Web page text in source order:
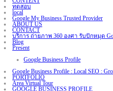
ทดสอบ
local
Google My Business Trusted Provider
ABOUT US
CONTACT
บริการ ถ่ายภาพ 360 องศา รับปักหมุด
Blog
Present
Google Business Profile
Google Business Profile : Local SEO :
PORTFOLIO
Area Virtual Tour
GOOGLE BUSINESS PROFILE